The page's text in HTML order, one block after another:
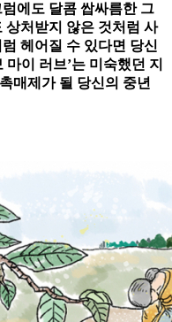
에도 달콤 쌉싸름한 그
처받지 않은 것처럼 사
헤어질 수 있다면 당신
이 러브’는 미숙했던 지
매제가 될 당신의 중년